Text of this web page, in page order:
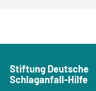
Stiftung Deutsche
Schlaganfall-Hilfe